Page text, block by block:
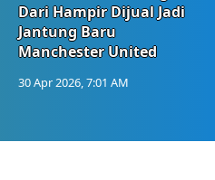
Dari Hampir Dijual Jadi
Jantung Baru
Manchester United
30 Apr 2026, 7:01 AM